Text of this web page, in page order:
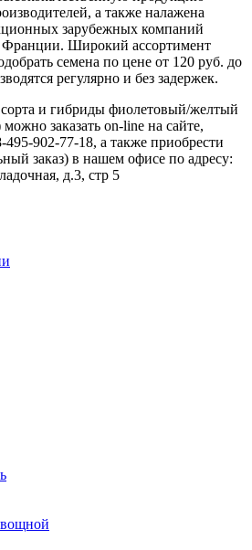
а также налажена
зарубежных компаний
Широкий ассортимент
семена по цене от 120 руб. до
регулярно и без задержек.
и гибриды фиолетовый/желтый
заказать on-line на сайте,
902-77-18, а также приобрести
заказ) в нашем офисе по адресу:
д.3, стр 5